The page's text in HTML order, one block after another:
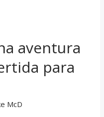
aventura
para
McD